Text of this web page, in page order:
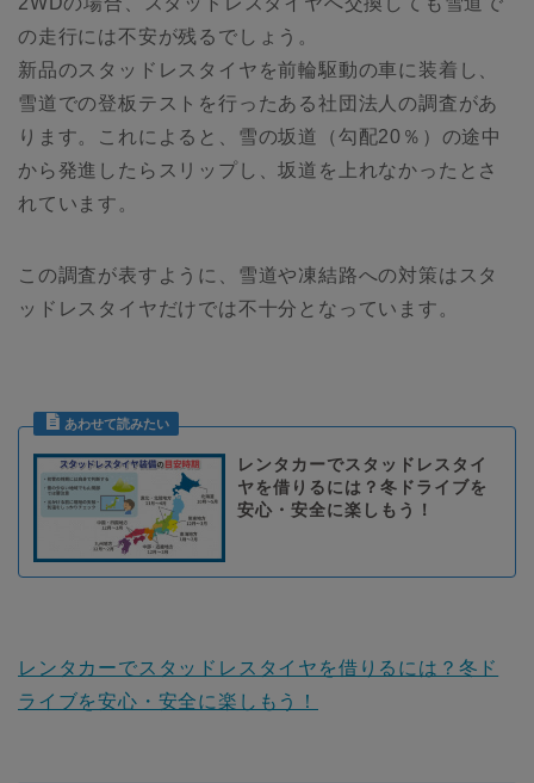
の走行には不安が残るでしょう。
新品のスタッドレスタイヤを前輪駆動の車に装着し、
雪道での登板テストを行ったある社団法人の調査があ
ります。これによると、雪の坂道（勾配20％）の途中
から発進したらスリップし、坂道を上れなかったとさ
れています。
この調査が表すように、雪道や凍結路への対策はスタ
ッドレスタイヤだけでは不十分となっています。
レンタカーでスタッドレスタイ
ヤを借りるには？冬ドライブを
安心・安全に楽しもう！
レンタカーでスタッドレスタイヤを借りるには？冬ド
ライブを安心・安全に楽しもう！